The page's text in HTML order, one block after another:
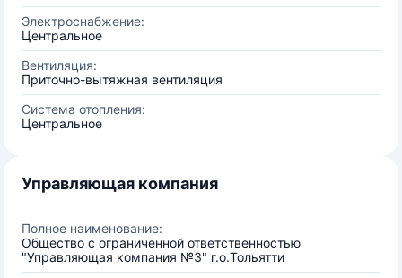
Электроснабжение:
Центральное
Вентиляция:
Приточно-вытяжная вентиляция
Система отопления:
Центральное
Управляющая компания
Полное наименование:
Общество с ограниченной ответственностью
"Управляющая компания №3" г.о.Тольятти